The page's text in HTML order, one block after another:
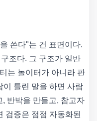
쓴다"는 건 표면이다.
조다. 그 구조가 일반
는 놀이터가 아니라 판
이 틀린 말을 하면 사람
반박을 만들고, 참고자
검증은 점점 자동화된